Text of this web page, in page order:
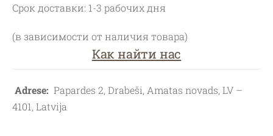
Срок доставки: 1-3 рабочих дня
(в зависимости от наличия товара)
Как найти нас
Adrese: Papardes 2, Drabeši, Amatas novads, LV –
4101, Latvija